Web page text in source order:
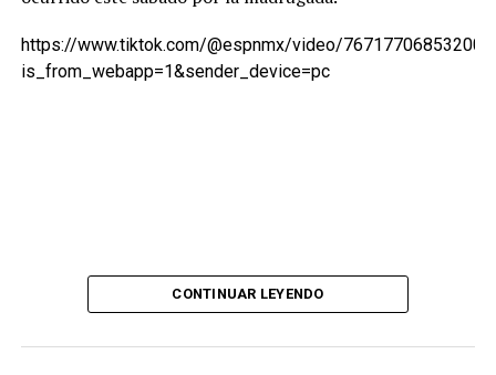
https://www.tiktok.com/@espnmx/video/
is_from_webapp=1&sender_device=pc
CONTINUAR LEYENDO